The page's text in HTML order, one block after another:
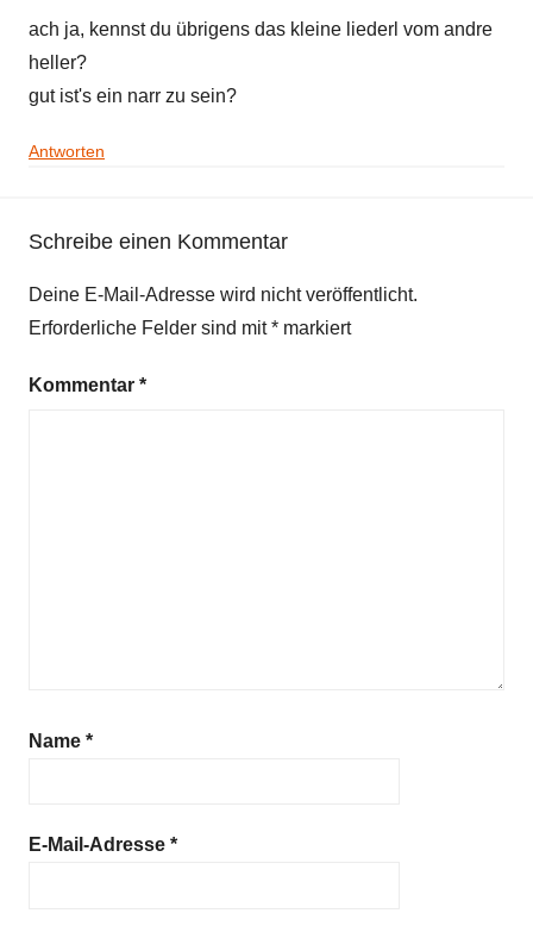
ach ja, kennst du übrigens das kleine liederl vom andre
heller?
gut ist's ein narr zu sein?
Antworten
Schreibe einen Kommentar
Deine E-Mail-Adresse wird nicht veröffentlicht.
Erforderliche Felder sind mit* markiert
Kommentar *
Name *
E-Mail-Adresse *